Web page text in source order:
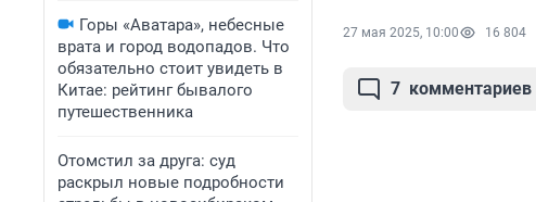
Горы «Аватара», небесные
врата и город водопадов. Что
обязательно стоит увидеть в
Китае: рейтинг бывалого
путешественника
Отомстил за друга: суд
раскрыл новые подробности
27 мая 2025, 10:00 16 804
7 комментариев